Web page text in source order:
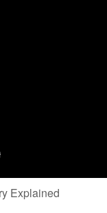
Explained